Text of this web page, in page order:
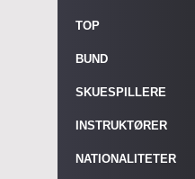
TOP
BUND
SKUESPILLERE
INSTRUKTØRER
NATIONALITETER